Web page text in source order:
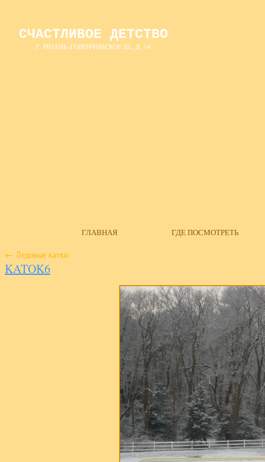
СЧАСТЛИВОЕ ДЕТСТВО
Г. РЯЗАНЬ, ГОЛЕНЧИНСКОЕ Ш., Д. 14
ГЛАВНАЯ ГДЕ ПОСМОТРЕТЬ
← Ледовые катки
KATOK6